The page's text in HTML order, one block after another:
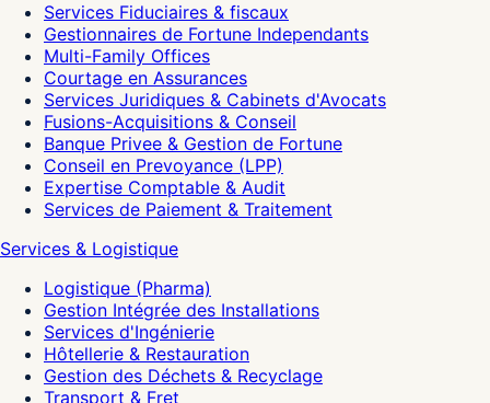
Services Fiduciaires & fiscaux
Gestionnaires de Fortune Independants
Multi-Family Offices
Courtage en Assurances
Services Juridiques & Cabinets d'Avocats
Fusions-Acquisitions & Conseil
Banque Privee & Gestion de Fortune
Conseil en Prevoyance (LPP)
Expertise Comptable & Audit
Services de Paiement & Traitement
Services & Logistique
Logistique (Pharma)
Gestion Intégrée des Installations
Services d'Ingénierie
Hôtellerie & Restauration
Gestion des Déchets & Recyclage
Transport & Fret